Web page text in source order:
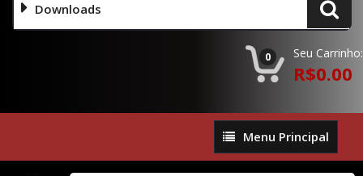
Downloads
0 Seu Carrinho:
R$0.00
Menu
Principal
Menu Principal